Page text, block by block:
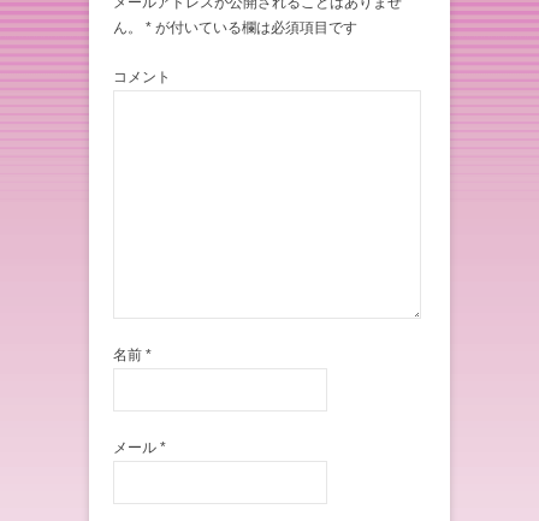
ん。
* が付いている欄は必須項目です
コメント
名前 *
メール *